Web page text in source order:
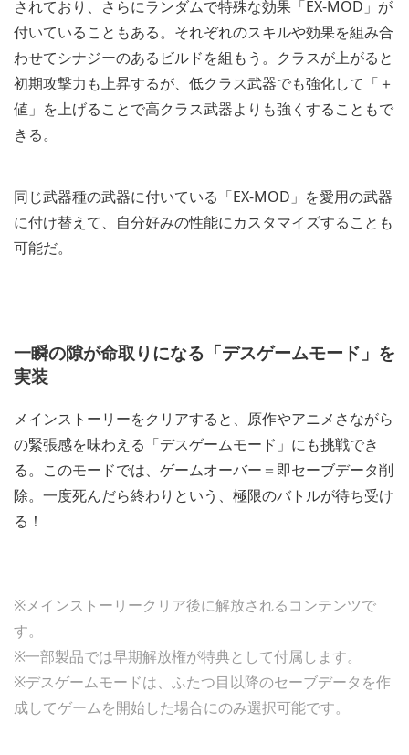
されており、さらにランダムで特殊な効果「EX-MOD」が
付いていることもある。それぞれのスキルや効果を組み合
わせてシナジーのあるビルドを組もう。クラスが上がると
初期攻撃力も上昇するが、低クラス武器でも強化して「＋
値」を上げることで高クラス武器よりも強くすることもで
きる。
同じ武器種の武器に付いている「EX-MOD」を愛用の武器
に付け替えて、自分好みの性能にカスタマイズすることも
可能だ。
一瞬の隙が命取りになる「デスゲームモード」を
実装
メインストーリーをクリアすると、原作やアニメさながら
の緊張感を味わえる「デスゲームモード」にも挑戦でき
る。このモードでは、ゲームオーバー＝即セーブデータ削
除。一度死んだら終わりという、極限のバトルが待ち受け
る！
※メインストーリークリア後に解放されるコンテンツで
す。
※一部製品では早期解放権が特典として付属します。
※デスゲームモードは、ふたつ目以降のセーブデータを作
成してゲームを開始した場合にのみ選択可能です。